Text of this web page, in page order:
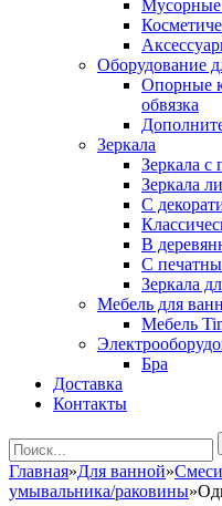
Мусорные
Оборудование
Опорные
обвязка
Зеркала
Зеркала с
Зеркала
С
В
С
Зеркала
Мебель для
Мебель
Бра
Доставка
Контакты
Главная»Для ванной»
умывальника/раковины»